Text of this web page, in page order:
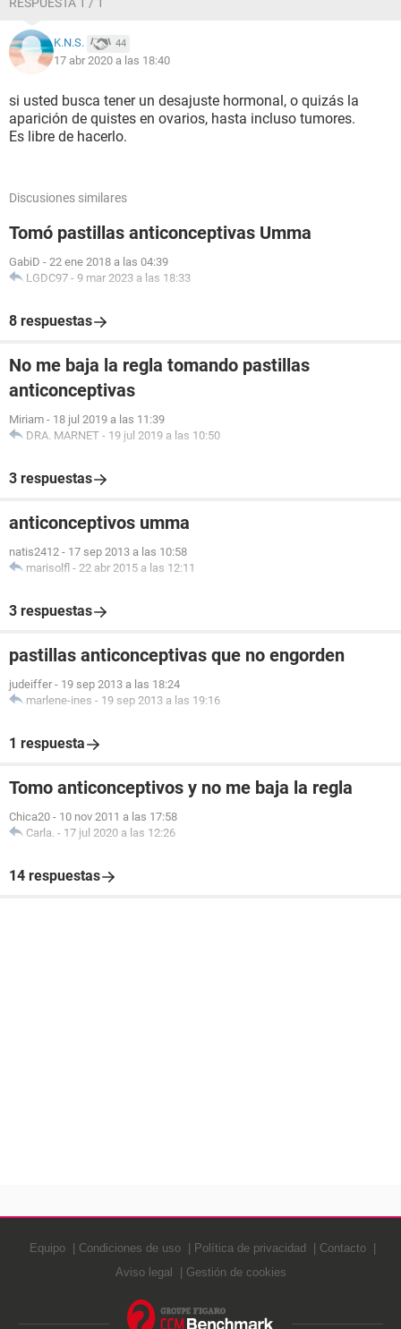
K.N.S. 44
17 abr 2020 a las 18:40
si usted busca tener un desajuste hormonal, o quizás la
aparición de quistes en ovarios, hasta incluso tumores.
Es libre de hacerlo.
Discusiones similares
Tomó pastillas anticonceptivas Umma
GabiD - 22 ene 2018 a las 04:39
LGDC97 - 9 mar 2023 a las 18:33
8 respuestas
No me baja la regla tomando pastillas
anticonceptivas
Miriam - 18 jul 2019 a las 11:39
DRA. MARNET - 19 jul 2019 a las 10:50
3 respuestas
anticonceptivos umma
natis2412 - 17 sep 2013 a las 10:58
marisolfl - 22 abr 2015 a las 12:11
3 respuestas
pastillas anticonceptivas que no engorden
judeiffer - 19 sep 2013 a las 18:24
marlene-ines - 19 sep 2013 a las 19:16
1 respuesta
Tomo anticonceptivos y no me baja la regla
Chica20 - 10 nov 2011 a las 17:58
Carla. - 17 jul 2020 a las 12:26
14 respuestas
Equipo Condiciones de uso Política de privacidad
Contacto
Aviso legal
Gestión de cookies